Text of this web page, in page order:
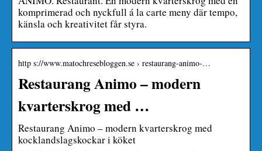
komprimerad och nyckfull á la carte meny där tempo,
känsla och kreativitet får styra.
http s://www.matochresebloggen.se › restaurang-animo-…
Restaurang Animo – modern
kvarterskrog med …
Restaurang Animo – modern kvarterskrog med
kocklandslagskockar i köket